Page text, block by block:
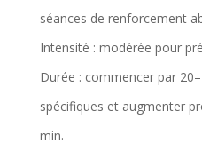
séances de renforcement
Intensité : modérée pour
Durée : commencer par
spécifiques et augmenter
min.